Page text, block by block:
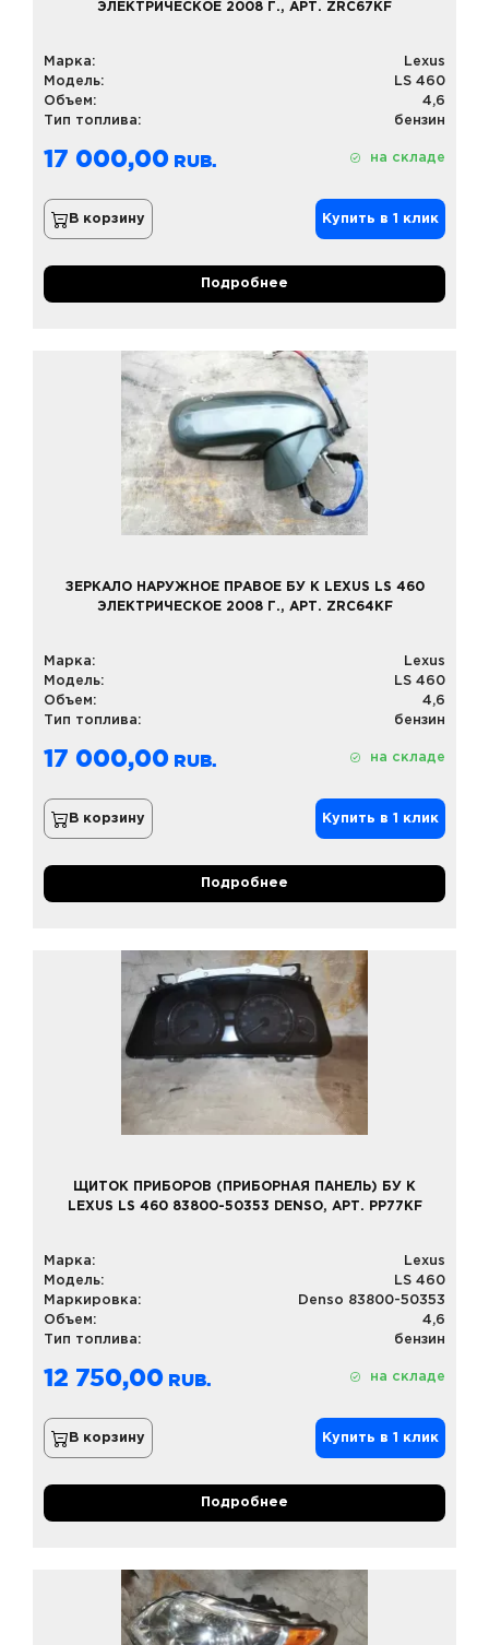
ЭЛЕКТРИЧЕСКОЕ 2008 Г., АРТ. ZRC67KF
Марка:
Lexus
Модель:
LS 460
Объем:
4,6
Тип топлива:
бензин
17 000,00 на складе
В корзину Купить в 1 клик
Подробнее
ЗЕРКАЛО НАРУЖНОЕ ПРАВОЕ БУ К LEXUS LS 460
ЭЛЕКТРИЧЕСКОЕ 2008 Г., АРТ. ZRC64KF
Марка:
Lexus
Модель:
LS 460
Объем:
4,6
Тип топлива:
бензин
17 000,00 на складе
В корзину Купить в 1 клик
Подробнее
ЩИТОК ПРИБОРОВ (ПРИБОРНАЯ ПАНЕЛЬ) БУ К
LEXUS LS 460 83800-50353 DENSO, АРТ. PP77KF
Марка:
Lexus
Модель:
LS 460
Маркировка:
Denso 83800-50353
Объем:
4,6
Тип топлива:
бензин
12 750,00 на складе
В корзину Купить в 1 клик
Подробнее